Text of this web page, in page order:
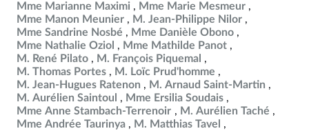
Mme Marianne Maximi
Mme Marie Mesmeur
Mme Manon Meunier
M. Jean-Philippe Nilor
Mme Sandrine Nosbé
Mme Danièle Obono
Mme Nathalie Oziol
Mme Mathilde Panot
M. René Pilato
M. François Piquemal
M. Thomas Portes
M. Loïc Prud'homme
M. Jean-Hugues Ratenon
M. Arnaud Saint-Martin
M. Aurélien Saintoul
Mme Ersilia Soudais
Mme Anne Stambach-Terrenoir
M. Aurélien Taché
Mme Andrée Taurinya
M. Matthias Tavel